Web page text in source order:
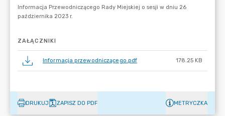
ZAŁĄCZNIKI
Informacja przewodniczącego.pdf 178.25 KB
DRUKUJ ZAPISZ DO PDF METRYCZKA